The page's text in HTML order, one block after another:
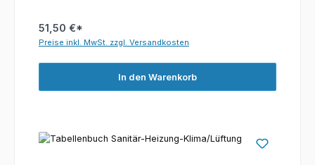
51,50 €*
Preise inkl. MwSt. zzgl. Versandkosten
In den Warenkorb